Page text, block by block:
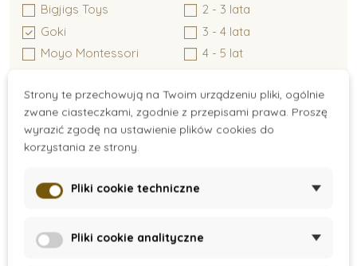
Montessori pakiety
Montessori kolory
Nienhuis Montessori
Bigjigs Toys
Goki
Moyo Montessori
Opinel
Small Foot
2 - 3 lata
3 - 4 lata
4 - 5 lat
Materiał
Drewno
Metal
44 zł - 331 zł
Strony te przechowują na Twoim urządzeniu pliki, ogólnie
zwane ciasteczkami, zgodnie z przepisami prawa. Proszę
wyrazić zgodę na ustawienie plików cookies do
korzystania ze strony.
Pliki cookie techniczne
Pliki cookie analityczne